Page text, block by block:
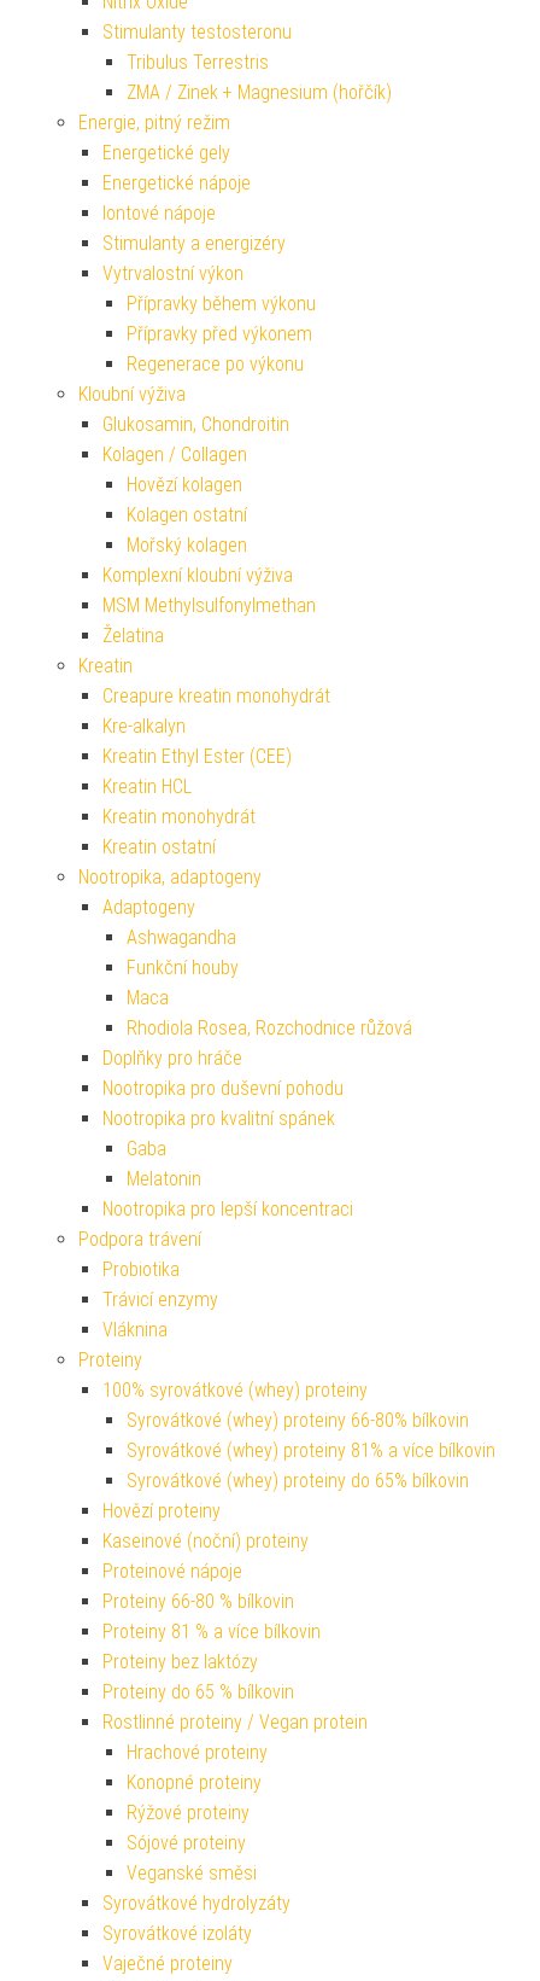
Stimulanty testosteronu
Tribulus Terrestris
ZMA / Zinek + Magnesium (hořčík)
Energie, pitný režim
Energetické gely
Energetické nápoje
Iontové nápoje
Stimulanty a energizéry
Vytrvalostní výkon
Přípravky během výkonu
Přípravky před výkonem
Regenerace po výkonu
Kloubní výživa
Glukosamin, Chondroitin
Kolagen / Collagen
Hovězí kolagen
Kolagen ostatní
Mořský kolagen
Komplexní kloubní výživa
MSM Methylsulfonylmethan
Želatina
Kreatin
Creapure kreatin monohydrát
Kre-alkalyn
Kreatin Ethyl Ester (CEE)
Kreatin HCL
Kreatin monohydrát
Kreatin ostatní
Nootropika, adaptogeny
Adaptogeny
Ashwagandha
Funkční houby
Maca
Rhodiola Rosea, Rozchodnice růžová
Doplňky pro hráče
Nootropika pro duševní pohodu
Nootropika pro kvalitní spánek
Gaba
Melatonin
Nootropika pro lepší koncentraci
Podpora trávení
Probiotika
Trávicí enzymy
Vláknina
Proteiny
100% syrovátkové (whey) proteiny
Syrovátkové (whey) proteiny 66-80% bílkovin
Syrovátkové (whey) proteiny 81% a více bílkovin
Syrovátkové (whey) proteiny do 65% bílkovin
Hovězí proteiny
Kaseinové (noční) proteiny
Proteinové nápoje
Proteiny 66-80 % bílkovin
Proteiny 81 % a více bílkovin
Proteiny bez laktózy
Proteiny do 65 % bílkovin
Rostlinné proteiny / Vegan protein
Hrachové proteiny
Konopné proteiny
Rýžové proteiny
Sójové proteiny
Veganské směsi
Syrovátkové hydrolyzáty
Syrovátkové izoláty
Vaječné proteiny